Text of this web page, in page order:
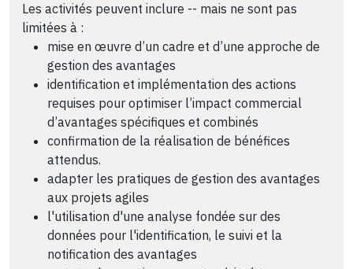
Les activités peuvent inclure -- mais ne sont pas
limitées à :
mise en œuvre d’un cadre et d’une approche de
gestion des avantages
identification et implémentation des actions
requises pour optimiser l’impact commercial
d’avantages spécifiques et combinés
confirmation de la réalisation de bénéfices
attendus.
adapter les pratiques de gestion des avantages
aux projets agiles
l'utilisation d'une analyse fondée sur des
données pour l'identification, le suivi et la
notification des avantages